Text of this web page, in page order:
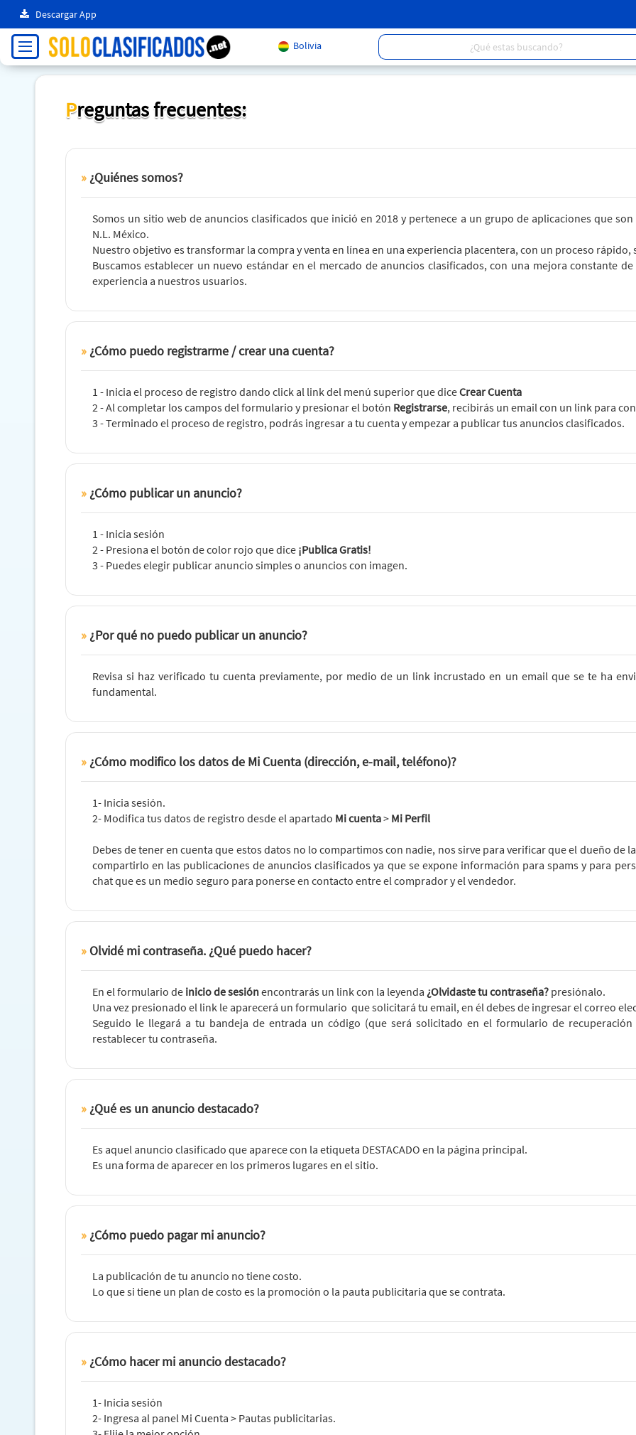
Descargar App
Bolivia
Preguntas frecuentes:
¿Quiénes somos?
Somos un sitio web de anuncios clasificados que inició en 2018 y pertenece a un grupo de aplicaciones que
N.L. México.
Nuestro objetivo es transformar la compra y venta en línea en una experiencia placentera, con un proceso rápido,
Buscamos establecer un nuevo estándar en el mercado de anuncios clasificados, con una mejora constante
experiencia a nuestros usuarios.
¿Cómo puedo registrarme / crear una cuenta?
1 - Inicia el proceso de registro dando click al link del menú superior que diceCrear Cuenta
2 - Al completar los campos del formulario y presionar el botón Registrarse, recibirás un email con un link para
3 - Terminado el proceso de registro, podrás ingresar a tu cuenta y empezar a publicar tus anuncios clasificados.
¿Cómo publicar un anuncio?
1 - Inicia sesión
2 - Presiona el botón de color rojo que dice ¡Publica Gratis!
3 - Puedes elegir publicar anuncio simples o anuncios con imagen.
¿Por qué no puedo publicar un anuncio?
Revisa si haz verificado tu cuenta previamente, por medio de un link incrustado en un email que se te ha
fundamental.
¿Cómo modifico los datos de Mi Cuenta (dirección, e-mail, teléfono)?
1- Inicia sesión.
2- Modifica tus datos de registro desde el apartado Mi cuenta> Mi Perfil
Debes de tener en cuenta que estos datos no lo compartimos con nadie, nos sirve para verificar que el dueño de
compartirlo en las publicaciones de anuncios clasificados ya que se expone información para spams y para
chat que es un medio seguro para ponerse en contacto entre el comprador y el vendedor.
Olvidé mi contraseña. ¿Qué puedo hacer?
En el formulario de inicio de sesiónencontrarás un link con la leyenda ¿Olvidaste tu contraseña?presiónalo.
Una vez presionado el link le aparecerá un formulario que solicitará tu email, en él debes de ingresar el correo
Seguido le llegará a tu bandeja de entrada un código (que será solicitado en el formulario de
restablecer tu contraseña.
¿Qué es un anuncio destacado?
Es aquel anuncio clasificado que aparece con la etiqueta DESTACADO en la página principal.
Es una forma de aparecer en los primeros lugares en el sitio.
¿Cómo puedo pagar mi anuncio?
La publicación de tu anuncio no tiene costo.
Lo que si tiene un plan de costo es la promoción o la pauta publicitaria que se contrata.
¿Cómo hacer mi anuncio destacado?
1- Inicia sesión
2- Ingresa al panel Mi Cuenta > Pautas publicitarias.